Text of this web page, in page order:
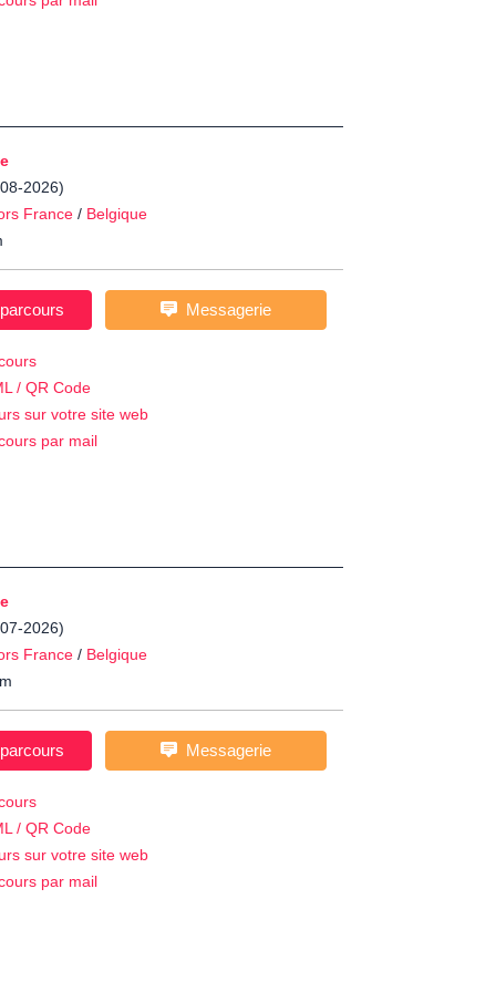
2026)
France / Belgique
Messagerie
/ QR Code
sur votre site web
par mail
2026)
France / Belgique
Messagerie
/ QR Code
sur votre site web
par mail